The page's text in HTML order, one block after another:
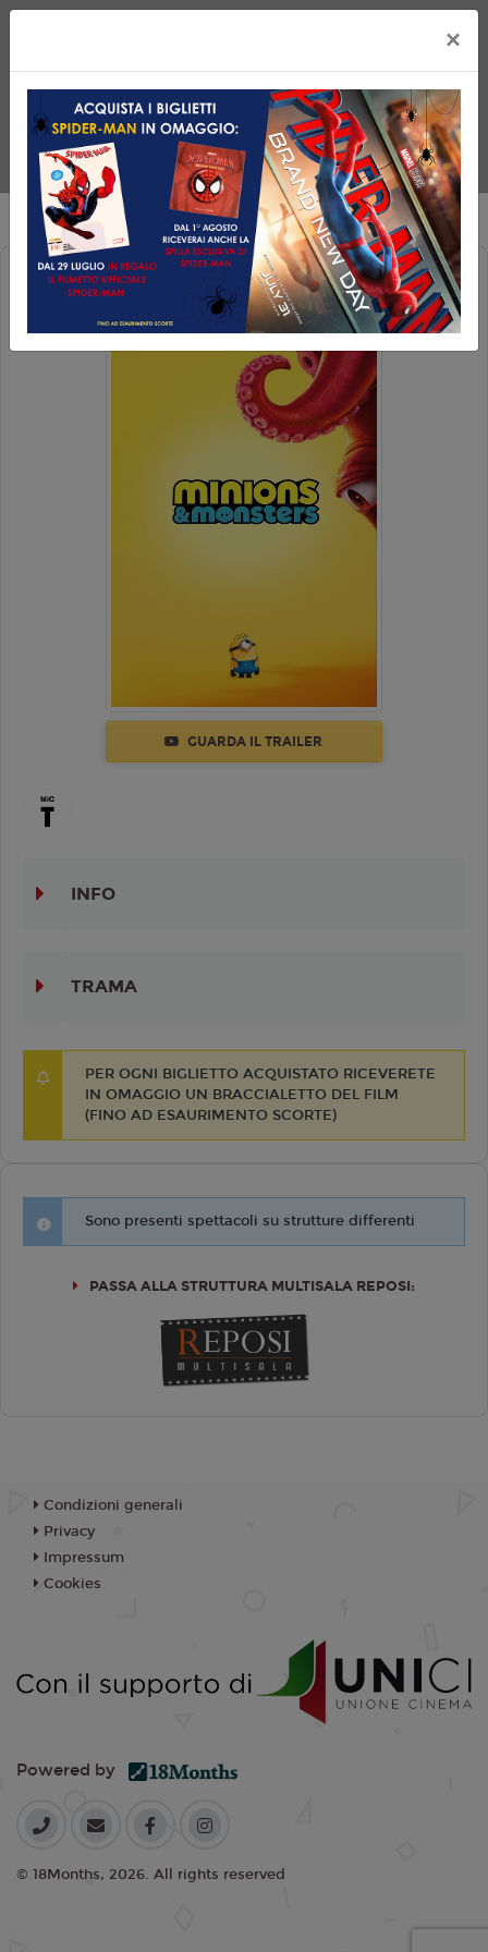
MINIONS & MONSTERS
GUARDA IL TRAILER
INFO
TRAMA
PER OGNI BIGLIETTO ACQUISTATO RICEVERETE
IN OMAGGIO UN BRACCIALETTO DEL FILM
(FINO AD ESAURIMENTO SCORTE)
Sono presenti spettacoli su strutture differenti
PASSA ALLA STRUTTURA MULTISALA REPOSI:
×
Condizioni generali
Privacy
Impressum
Cookies
Powered by
© 18Months, 2026. All rights reserved